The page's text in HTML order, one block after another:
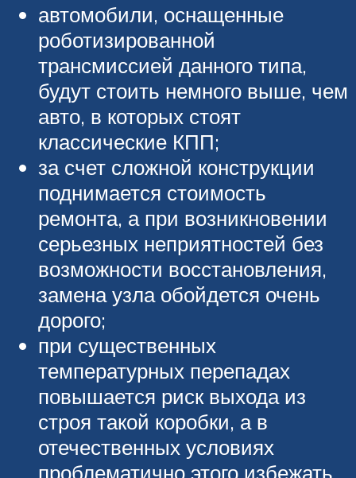
автомобили, оснащенные
роботизированной
трансмиссией данного типа,
будут стоить немного выше, чем
авто, в которых стоят
классические КПП;
за счет сложной конструкции
поднимается стоимость
ремонта, а при возникновении
серьезных неприятностей без
возможности восстановления,
замена узла обойдется очень
дорого;
при существенных
температурных перепадах
повышается риск выхода из
строя такой коробки, а в
отечественных условиях
проблематично этого избежать,